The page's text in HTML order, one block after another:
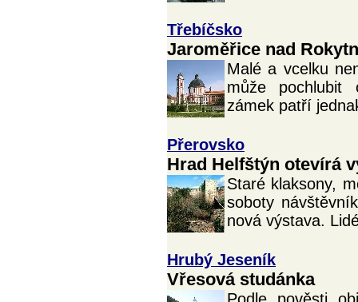
Třebíčsko
Jaroměřice nad
Malé a vcelku
může pochlubit
zámek patří
Přerovsko
Hrad Helfštýn otevírá
Staré klaksony,
soboty
nová výstava.
Hrubý Jeseník
Vřesová studánka